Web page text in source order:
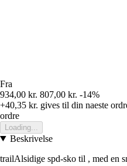
Fra
934,00 kr. 807,00 kr. -14%
+40,35 kr. gives til din naeste
ordre
Loading...
Beskrivelse
trailAlsidige spd-sko til , med en